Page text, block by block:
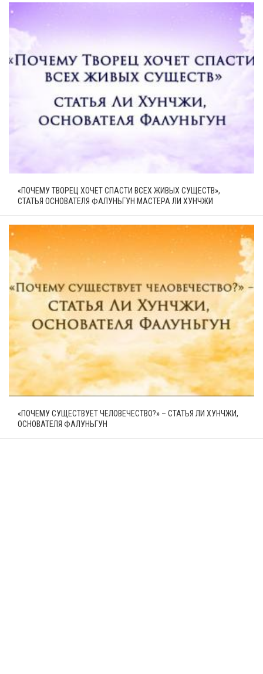
«ПОЧЕМУ ТВОРЕЦ ХОЧЕТ СПАСТИ ВСЕХ ЖИВЫХ СУЩЕСТВ»,
СТАТЬЯ ОСНОВАТЕЛЯ ФАЛУНЬГУН МАСТЕРА ЛИ ХУНЧЖИ
«ПОЧЕМУ СУЩЕСТВУЕТ ЧЕЛОВЕЧЕСТВО?» – СТАТЬЯ ЛИ ХУНЧЖИ,
ОСНОВАТЕЛЯ ФАЛУНЬГУН